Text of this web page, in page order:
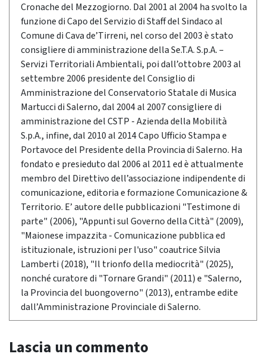
Cronache del Mezzogiorno. Dal 2001 al 2004 ha svolto la
funzione di Capo del Servizio di Staff del Sindaco al
Comune di Cava de’Tirreni, nel corso del 2003 è stato
consigliere di amministrazione della Se.T.A. S.p.A. –
Servizi Territoriali Ambientali, poi dall’ottobre 2003 al
settembre 2006 presidente del Consiglio di
Amministrazione del Conservatorio Statale di Musica
Martucci di Salerno, dal 2004 al 2007 consigliere di
amministrazione del CSTP - Azienda della Mobilità
S.p.A., infine, dal 2010 al 2014 Capo Ufficio Stampa e
Portavoce del Presidente della Provincia di Salerno. Ha
fondato e presieduto dal 2006 al 2011 ed è attualmente
membro del Direttivo dell’associazione indipendente di
comunicazione, editoria e formazione Comunicazione &
Territorio. E’ autore delle pubblicazioni "Testimone di
parte" (2006), "Appunti sul Governo della Città" (2009),
"Maionese impazzita - Comunicazione pubblica ed
istituzionale, istruzioni per l'uso" coautrice Silvia
Lamberti (2018), "Il trionfo della mediocrità" (2025),
nonché curatore di "Tornare Grandi" (2011) e "Salerno,
la Provincia del buongoverno" (2013), entrambe edite
dall’Amministrazione Provinciale di Salerno.
Lascia un commento